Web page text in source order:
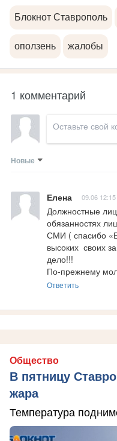
Блокнот Ставрополь
оползень жалобы
1 комментарий
Новые
Елена 09.06 12:15
Должностные
обязанностях
СМИ ( спасибо
высоких  своих
дело!!!
По-прежнему
Ответить
Общество
В пятницу
жара
Температура